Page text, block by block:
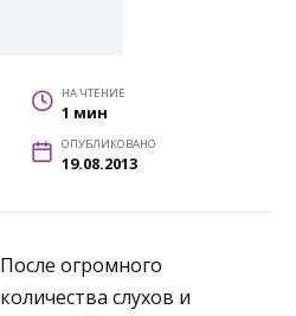
НА ЧТЕНИЕ
1 мин
ОПУБЛИКОВАНО
19.08.2013
После огромного
количества слухов и